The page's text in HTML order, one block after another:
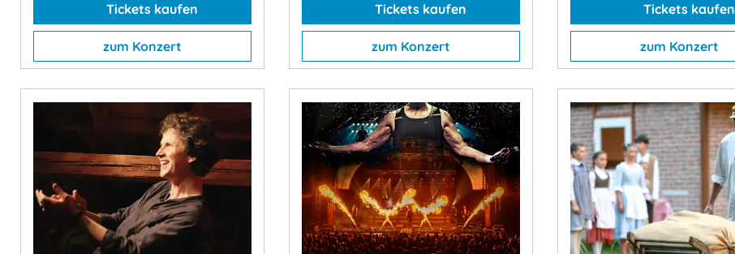
Tickets kaufen
zum Konzert
Tickets kaufen
zum Konzert
Tickets kaufen
zum Konzert